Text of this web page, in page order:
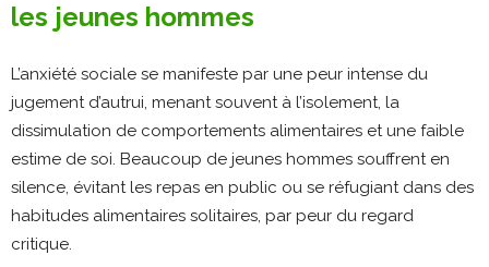
les jeunes hommes
L’anxiété sociale se manifeste par une peur intense du
jugement d’autrui, menant souvent à l’isolement, la
dissimulation de comportements alimentaires et une faible
estime de soi. Beaucoup de jeunes hommes souffrent en
silence, évitant les repas en public ou se réfugiant dans des
habitudes alimentaires solitaires, par peur du regard
critique.